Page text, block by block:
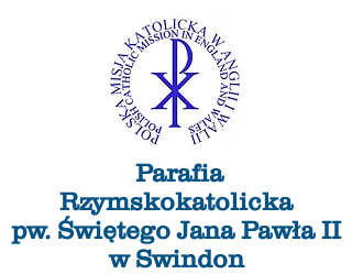
Parafia
Rzymskokatolicka
pw. Świętego Jana Pawła II
w Swindon